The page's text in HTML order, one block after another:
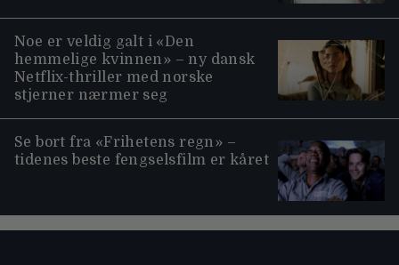
Noe er veldig galt i «Den
hemmelige kvinnen» – ny dansk
Netflix-thriller med norske
stjerner nærmer seg
Se bort fra «Frihetens regn» –
tidenes beste fengselsfilm er kåret